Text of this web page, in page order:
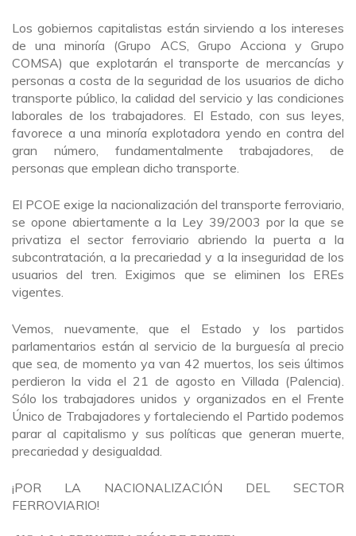
Los gobiernos capitalistas están sirviendo a los intereses
de una minoría (Grupo ACS, Grupo Acciona y Grupo
COMSA) que explotarán el transporte de mercancías y
personas a costa de la seguridad de los usuarios de dicho
transporte público, la calidad del servicio y las condiciones
laborales de los trabajadores. El Estado, con sus leyes,
favorece a una minoría explotadora yendo en contra del
gran número, fundamentalmente trabajadores, de
personas que emplean dicho transporte.
El PCOE exige la nacionalización del transporte ferroviario,
se opone abiertamente a la Ley 39/2003 por la que se
privatiza el sector ferroviario abriendo la puerta a la
subcontratación, a la precariedad y a la inseguridad de los
usuarios del tren. Exigimos que se eliminen los EREs
vigentes.
Vemos, nuevamente, que el Estado y los partidos
parlamentarios están al servicio de la burguesía al precio
que sea, de momento ya van 42 muertos, los seis últimos
perdieron la vida el 21 de agosto en Villada (Palencia).
Sólo los trabajadores unidos y organizados en el Frente
Único de Trabajadores y fortaleciendo el Partido podemos
parar al capitalismo y sus políticas que generan muerte,
precariedad y desigualdad.
¡POR LA NACIONALIZACIÓN DEL SECTOR
FERROVIARIO!